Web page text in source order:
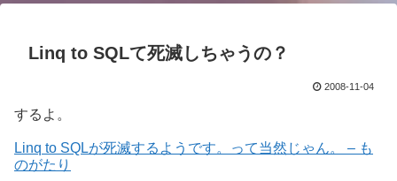
Linq to SQLて死滅しちゃうの？
2008-11-04
するよ。
Linq to SQLが死滅するようです。って当然じゃん。 – も
のがたり